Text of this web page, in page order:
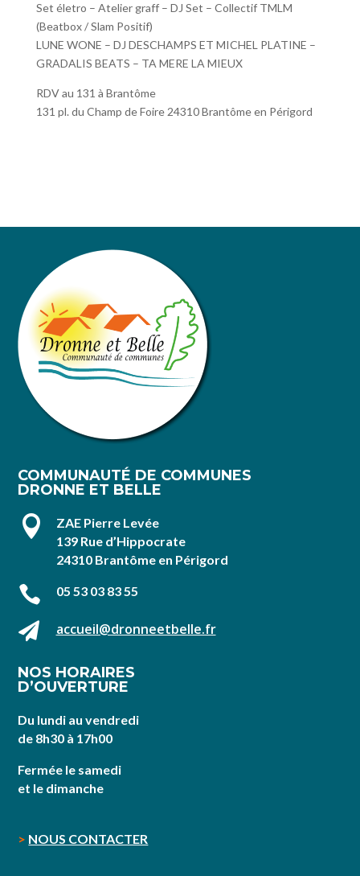
Set életro – Atelier graff – DJ Set – Collectif TMLM
(Beatbox / Slam Positif)
LUNE WONE – DJ DESCHAMPS ET MICHEL PLATINE –
GRADALIS BEATS – TA MERE LA MIEUX
RDV au 131 à Brantôme
131 pl. du Champ de Foire 24310 Brantôme en Périgord
COMMUNAUTÉ DE COMMUNES
DRONNE ET BELLE

ZAE Pierre Levée
139 Rue d’Hippocrate
24310 Brantôme en Périgord
 05 53 03 83 55
 accueil@dronneetbelle.fr
NOS HORAIRES
D’OUVERTURE
Du lundi au vendredi
de 8h30 à 17h00
Fermée le samedi
et le dimanche
> NOUS CONTACTER